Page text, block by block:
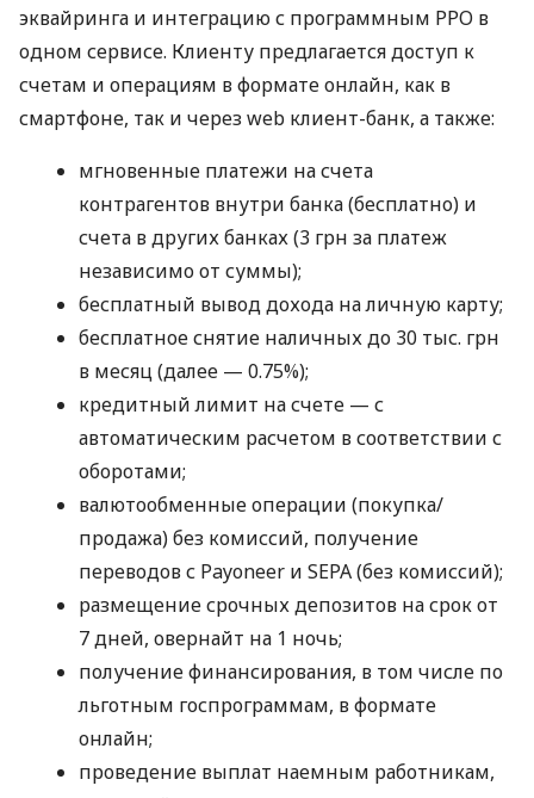
эквайринга и интеграцию с программным РРО в
одном сервисе. Клиенту предлагается доступ к
счетам и операциям в формате онлайн, как в
смартфоне, так и через web клиент-банк, а также:
мгновенные платежи на счета
контрагентов внутри банка (бесплатно) и
счета в других банках (3 грн за платеж
независимо от суммы);
бесплатный вывод дохода на личную карту;
бесплатное снятие наличных до 30 тыс. грн
в месяц (далее — 0.75%);
кредитный лимит на счете — с
автоматическим расчетом в соответствии с
оборотами;
валютообменные операции (покупка/
продажа) без комиссий, получение
переводов с Payoneer и SEPA (без комиссий);
размещение срочных депозитов на срок от
7 дней, овернайт на 1 ночь;
получение финансирования, в том числе по
льготным госпрограммам, в формате
онлайн;
проведение выплат наемным работникам,